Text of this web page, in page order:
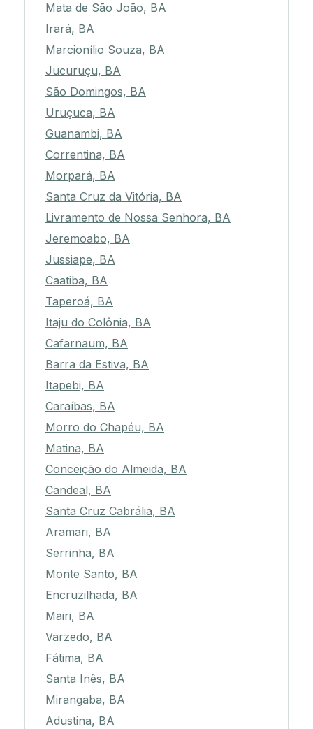
Mata de São João, BA
Irará, BA
Marcionílio Souza, BA
Jucuruçu, BA
São Domingos, BA
Uruçuca, BA
Guanambi, BA
Correntina, BA
Morpará, BA
Santa Cruz da Vitória, BA
Livramento de Nossa Senhora, BA
Jeremoabo, BA
Jussiape, BA
Caatiba, BA
Taperoá, BA
Itaju do Colônia, BA
Cafarnaum, BA
Barra da Estiva, BA
Itapebi, BA
Caraíbas, BA
Morro do Chapéu, BA
Matina, BA
Conceição do Almeida, BA
Candeal, BA
Santa Cruz Cabrália, BA
Aramari, BA
Serrinha, BA
Monte Santo, BA
Encruzilhada, BA
Mairi, BA
Varzedo, BA
Fátima, BA
Santa Inês, BA
Mirangaba, BA
Adustina, BA